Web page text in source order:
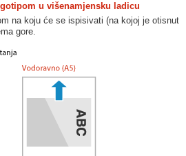
u višenamjensku ladicu
na koju će se ispisivati (na kojoj je otisnut
gore.